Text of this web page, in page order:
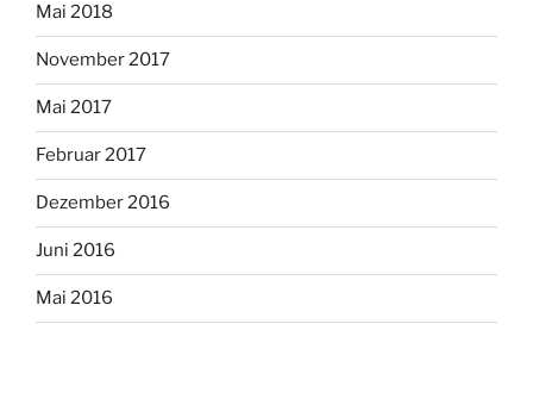
Mai 2018
November 2017
Mai 2017
Februar 2017
Dezember 2016
Juni 2016
Mai 2016